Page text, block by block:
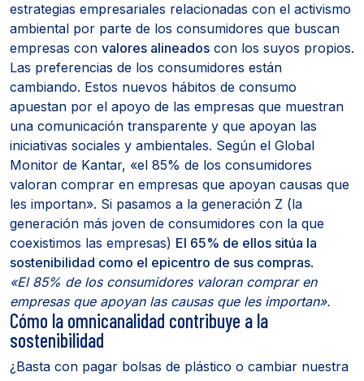
estrategias empresariales relacionadas con el activismo
ambiental por parte de los consumidores que buscan
empresas con valores alineados con los suyos propios.
Las preferencias de los consumidores están
cambiando. Estos nuevos hábitos de consumo
apuestan por el apoyo de las empresas que muestran
una comunicación transparente y que apoyan las
iniciativas sociales y ambientales. Según el Global
Monitor de Kantar, «el 85% de los consumidores
valoran comprar en empresas que apoyan causas que
les importan». Si pasamos a la generación Z (la
generación más joven de consumidores con la que
coexistimos las empresas) El 65% de ellos sitúa la
sostenibilidad como el epicentro de sus compras.
«El 85% de los consumidores valoran comprar en
empresas que apoyan las causas que les importan».
Cómo la omnicanalidad contribuye a la
sostenibilidad
¿Basta con pagar bolsas de plástico o cambiar nuestra